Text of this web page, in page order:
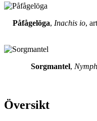
Påfågelöga, Inachis io,
Sorgmantel,
Översikt